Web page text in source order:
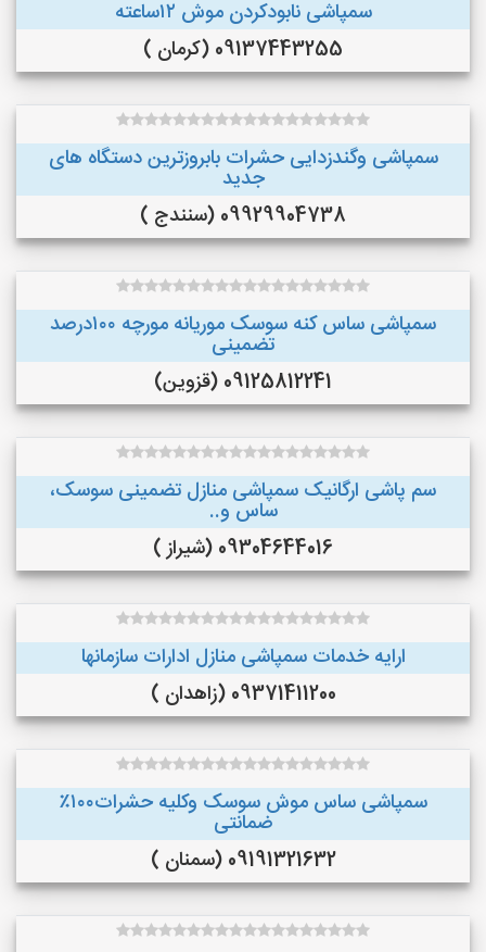
سمپاشی نابودکردن موش ۱۲ساعته
09137443255 (کرمان )
سمپاشی وگندزدایی حشرات بابروزترین دستگاه های
جدید
09929904738 (سنندج )
سمپاشی ساس کنه سوسک موریانه مورچه ۱۰۰درصد
تضمینی
09125812241 (قزوین)
سم پاشی ارگانیک سمپاشی منازل تضمینی سوسک،
ساس و..
09304644016 (شیراز )
ارایه خدمات سمپاشی منازل ادارات سازمانها
09371411200 (زاهدان )
سمپاشی ساس موش سوسک وکلیه حشرات۱۰۰٪
ضمانتی
09191321632 (سمنان )